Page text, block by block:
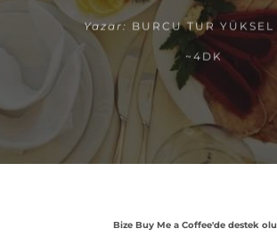
Yazar: BURCU TUR YÜKSEL
~4DK
Bize Buy Me a Coffee'de destek